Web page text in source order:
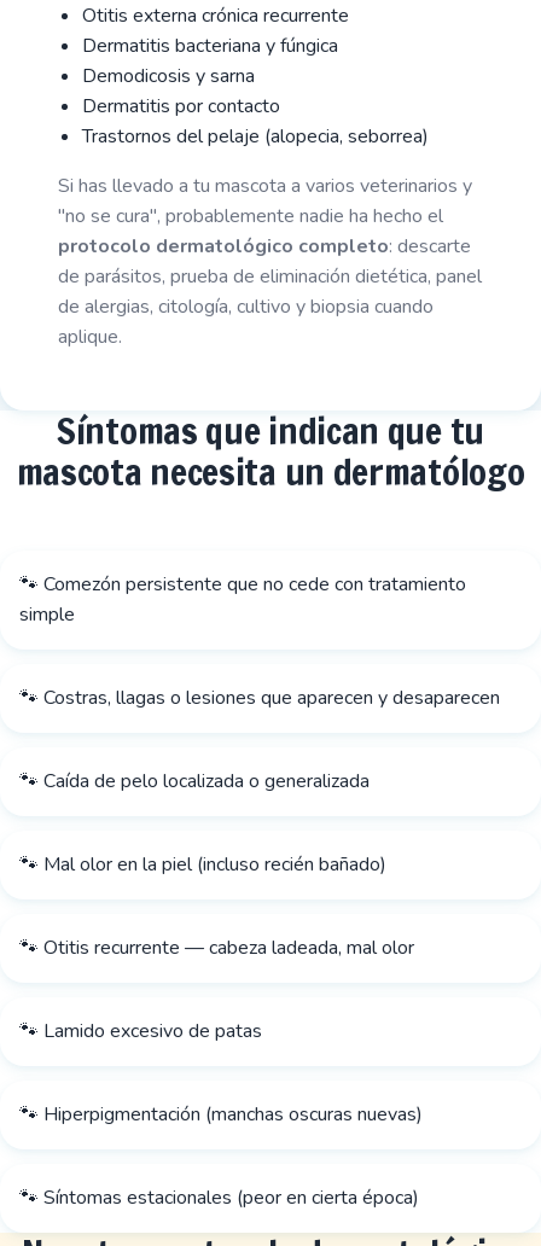
Otitis externa crónica recurrente
Dermatitis bacteriana y fúngica
Demodicosis y sarna
Dermatitis por contacto
Trastornos del pelaje (alopecia, seborrea)
Si has llevado a tu mascota a varios veterinarios y
"no se cura", probablemente nadie ha hecho el
protocolo dermatológico completo: descarte
de parásitos, prueba de eliminación dietética, panel
de alergias, citología, cultivo y biopsia cuando
aplique.
Síntomas que indican que tu
mascota necesita un dermatólogo
🐾 Comezón persistente que no cede con tratamiento
simple
🐾 Costras, llagas o lesiones que aparecen y desaparecen
🐾 Caída de pelo localizada o generalizada
🐾 Mal olor en la piel (incluso recién bañado)
🐾 Otitis recurrente — cabeza ladeada, mal olor
🐾 Lamido excesivo de patas
🐾 Hiperpigmentación (manchas oscuras nuevas)
🐾 Síntomas estacionales (peor en cierta época)